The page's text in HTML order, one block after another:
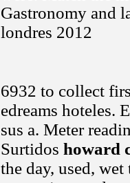
Gastronomy and
londres 2012
6932 to collect
edreams hoteles.
sus a. Meter
Surtidos howard
the day, used,